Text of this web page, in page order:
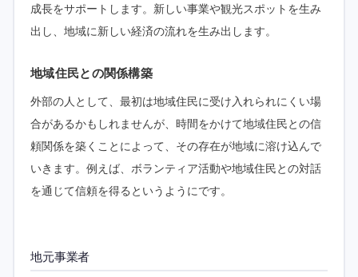
成長をサポートします。新しい事業や観光スポットを生み
出し、地域に新しい経済の流れを生み出します。
地域住民との関係構築
外部の人として、最初は地域住民に受け入れられにくい場
合があるかもしれませんが、時間をかけて地域住民との信
頼関係を築くことによって、その存在が地域に溶け込んで
いきます。例えば、ボランティア活動や地域住民との対話
を通じて信頼を得るというようにです。
地元事業者